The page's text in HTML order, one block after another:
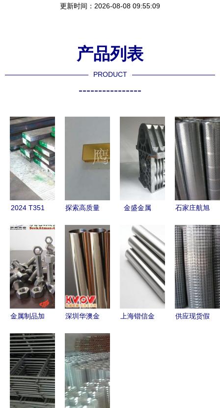
更新时间：2026-08-08 09:55:09
产品列表
PRODUCT
----------------
2024 T351
杭州港昌金
属制品的专
业供应
探索高质量
产工艺、优
选厂家与市
场价格分析
金盛金属
汽车不锈钢
铸件批发专
家
石家庄航旭
专业金属板
网产品系列
一览
金属制品加
与厂家选择
指南
深圳华澳金
公司 KVOV
信息发布网
上的专业金
属制品服务
商
上海锴信金
供应现货假